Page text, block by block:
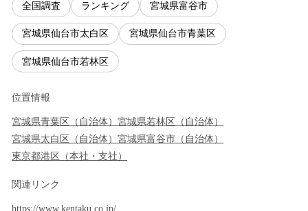
全国調査 ランキング 宮城県富谷市
宮城県仙台市太白区 宮城県仙台市青葉区
宮城県仙台市若林区
位置情報
宮城県青葉区 （ 自治体） 宮城県若林区 （ 自治体）
宮城県太白区 （ 自治体） 宮城県富谷市 （ 自治体）
東京都港区 （本社・支社 ）
関連リンク
https://www.kentaku.co.jp/